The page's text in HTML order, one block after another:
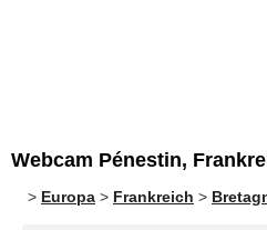
Webcam Pénestin,
> Europa > Frankreich >